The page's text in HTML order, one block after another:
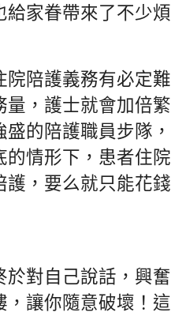
家眷帶來了不少
陪護義務有必定
，護士就會加倍
的陪護職員步隊
情形下，患者住
，要么就只能花
對自己說話，興
讓你隨意破壞！